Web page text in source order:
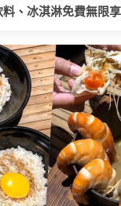
料、冰淇淋免費無限享